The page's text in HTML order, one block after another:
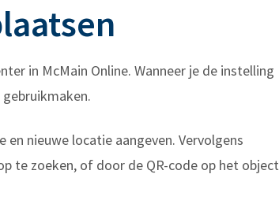
in McMain Online. Wanneer je de instelling
en nieuwe locatie aangeven. Vervolgens
te zoeken, of door de QR-code op het object